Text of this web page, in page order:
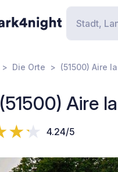
Die Orte (51500) Aire
(51500) Aire
4.24/5